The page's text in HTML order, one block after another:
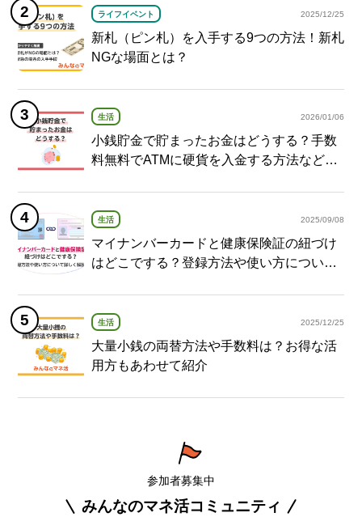
ライフイベント 2025/12/25
新札（ピン札）を入手する9つの方法！新札
NGな場面とは？
生活 2026/01/06
小銭貯金で貯まったお金はどうする？手数
料無料でATMに硬貨を入金する方法など紹
生活 2025/09/08
マイナンバーカードと健康保険証の紐づけ
はどこでする？登録方法や使い方について
生活 2025/12/25
大量小銭の両替方法や手数料は？お得な活
用方もあわせて紹介
参加者募集中
みんなのマネ活コミュニティ